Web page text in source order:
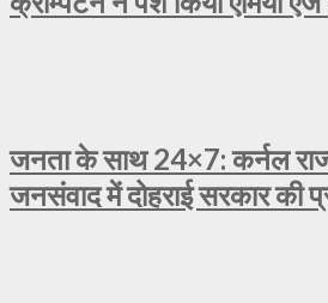
जनता के साथ 24×7: कर्नल
जनसंवाद में दोहराई सरकार की